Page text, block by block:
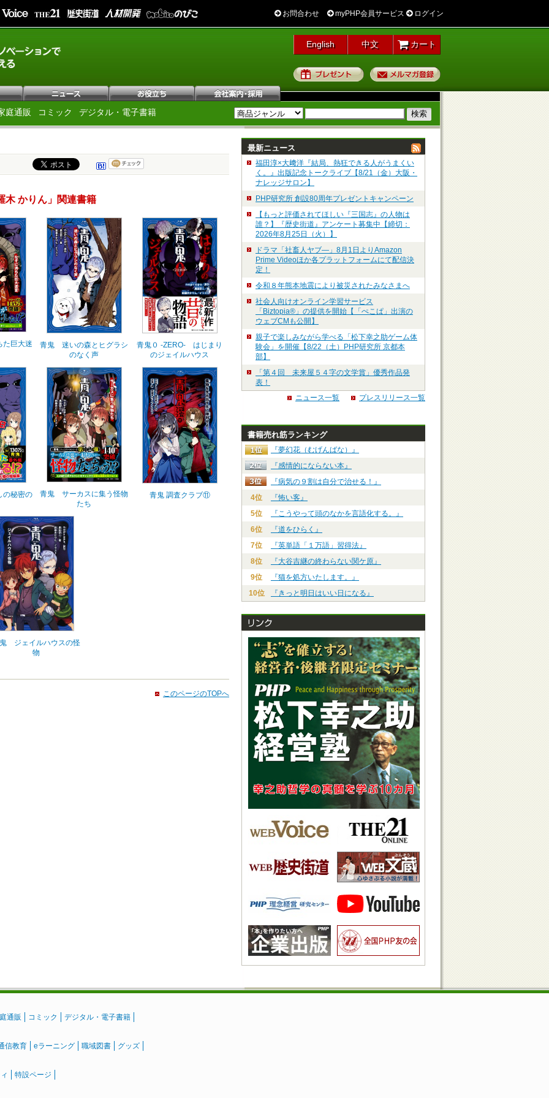
お問合わせ myPHP会員サービス ログイン
English 中文 カート
プレゼント
庭通販 コミック デジタル・電子書籍
木 かりん」関連書籍
巨大迷
青鬼 迷いの森とヒグラシ
のなく声
青鬼０ -ZERO- はじまり
のジェイルハウス
秘密の
青鬼 サーカスに集う怪物
たち
青鬼 調査クラブ⑪
ジェイルハウスの怪
物
このページのTOPへ
最新ニュース
福田淳×大﨑洋『結局、熱狂できる人がうまくい
く。』出版記念トークライブ【8/21（金）大阪・
ナレッジサロン】
PHP研究所 創設80周年プレゼントキャンペーン
【もっと評価されてほしい『三国志』の人物は
誰？】『歴史街道』アンケート募集中【締切：
2026年8月25日（火）】
ドラマ「社畜人ヤブ―」8月1日よりAmazon
Prime Videoほか各プラットフォームにて配信決
定！
令和８年熊本地震により被災されたみなさまへ
社会人向けオンライン学習サービス
「Biztopia®」の提供を開始【「ぺこぱ」出演の
ウェブCMも公開】
親子で楽しみながら学べる「松下幸之助ゲーム体
験会」を開催【8/22（土）PHP研究所 京都本
部】
「第４回 未来屋５４字の文学賞」優秀作品発
表！
ニュース一覧
プレスリリース一覧
書籍売れ筋ランキング
『夢幻花（むげんばな）』
『感情的にならない本』
『病気の９割は自分で治せる！』
4位
『怖い客』
5位
『こうやって頭のなかを言語化する。』
6位
『道をひらく』
7位
『英単語「１万語」習得法』
8位
『大谷吉継の終わらない関ケ原』
9位
『猫を処方いたします。』
10位
『きっと明日はいい日になる』
通販 コミック デジタル・電子書籍
信教育 eラーニング 職域図書 グッズ
特設ページ